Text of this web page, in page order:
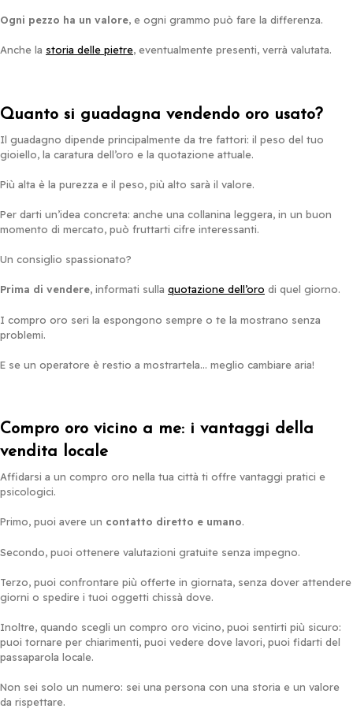
Ogni pezzo ha un valore, e ogni grammo può fare la differenza.
Anche la storia delle pietre, eventualmente presenti, verrà valutata.
Quanto si guadagna vendendo oro usato?
Il guadagno dipende principalmente da tre fattori: il peso del tuo
gioiello, la caratura dell’oro e la quotazione attuale.
Più alta è la purezza e il peso, più alto sarà il valore.
Per darti un’idea concreta: anche una collanina leggera, in un buon
momento di mercato, può fruttarti cifre interessanti.
Un consiglio spassionato?
Prima di vendere, informati sulla quotazione dell’oro di quel giorno.
I compro oro seri la espongono sempre o te la mostrano senza
problemi.
E se un operatore è restio a mostrartela… meglio cambiare aria!
Compro oro vicino a me: i vantaggi della
vendita locale
Affidarsi a un compro oro nella tua città ti offre vantaggi pratici e
psicologici.
Primo, puoi avere un contatto diretto e umano.
Secondo, puoi ottenere valutazioni gratuite senza impegno.
Terzo, puoi confrontare più offerte in giornata, senza dover attendere
giorni o spedire i tuoi oggetti chissà dove.
Inoltre, quando scegli un compro oro vicino, puoi sentirti più sicuro:
puoi tornare per chiarimenti, puoi vedere dove lavori, puoi fidarti del
passaparola locale.
Non sei solo un numero: sei una persona con una storia e un valore
da rispettare.